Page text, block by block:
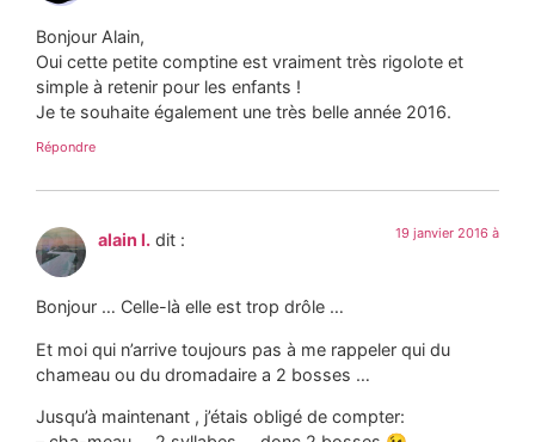
Bonjour Alain,
Oui cette petite comptine est vraiment très rigolote et
simple à retenir pour les enfants !
Je te souhaite également une très belle année 2016.
Répondre
alain l. dit : 19 janvier 2016 à
Bonjour … Celle-là elle est trop drôle …
Et moi qui n’arrive toujours pas à me rappeler qui du
chameau ou du dromadaire a 2 bosses …
Jusqu’à maintenant , j’étais obligé de compter: